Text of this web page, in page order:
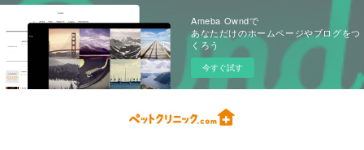
Ameba Owndで
あなただけのホームページやブログをつ
くろう
今すぐ試す